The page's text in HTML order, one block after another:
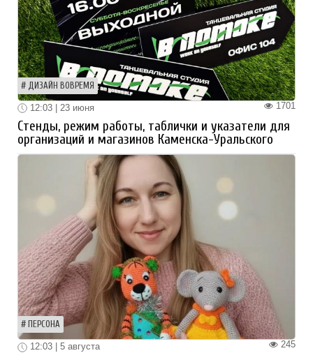
ДИЗАЙН ВОВРЕМЯ
1701
12:03 | 23 июня
Стенды, режим работы, таблички и указатели для
организаций и магазинов Каменска-Уральского
ПЕРСОНА
245
12:03 | 5 августа